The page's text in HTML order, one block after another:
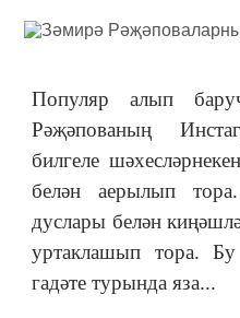
Популяр алып
Рәҗәпованың
билгеле
белән аерылып
дуслары белән
уртаклашып тора.
гадәте турында яза...